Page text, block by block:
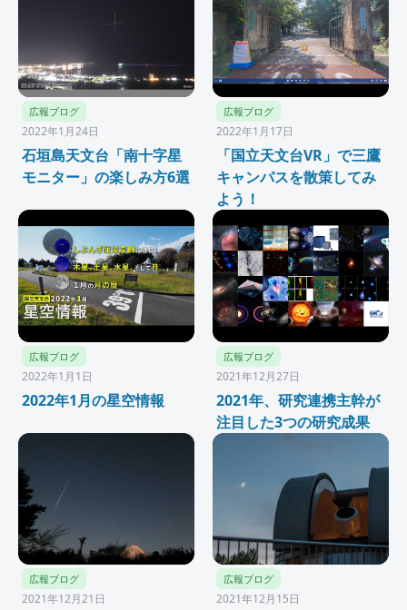
広報ブログ
2022年1月24日
石垣島天文台「南十字星
モニター」の楽しみ方6選
広報ブログ
2022年1月17日
「国立天文台VR」で三鷹
キャンパスを散策してみ
よう！
広報ブログ
2022年1月1日
2022年1月の星空情報
広報ブログ
2021年12月27日
2021年、研究連携主幹が
注目した3つの研究成果
広報ブログ
2021年12月21日
広報ブログ
2021年12月15日